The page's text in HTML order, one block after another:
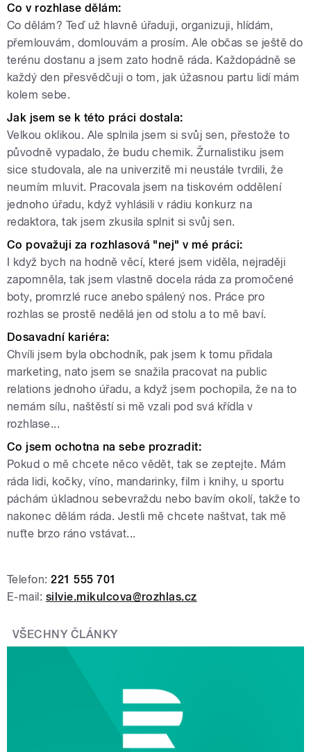
Co v rozhlase dělám:
Co dělám? Teď už hlavně úřaduji, organizuji, hlídám,
přemlouvám, domlouvám a prosím. Ale občas se ještě do
terénu dostanu a jsem zato hodně ráda. Každopádně se
každý den přesvědčuji o tom, jak úžasnou partu lidí mám
kolem sebe.
Jak jsem se k této práci dostala:
Velkou oklikou. Ale splnila jsem si svůj sen, přestože to
původně vypadalo, že budu chemik. Žurnalistiku jsem
sice studovala, ale na univerzitě mi neustále tvrdili, že
neumím mluvit. Pracovala jsem na tiskovém oddělení
jednoho úřadu, když vyhlásili v rádiu konkurz na
redaktora, tak jsem zkusila splnit si svůj sen.
Co považuji za rozhlasová "nej" v mé práci:
I když bych na hodně věcí, které jsem viděla, nejraději
zapomněla, tak jsem vlastně docela ráda za promočené
boty, promrzlé ruce anebo spálený nos. Práce pro
rozhlas se prostě nedělá jen od stolu a to mě baví.
Dosavadní kariéra:
Chvíli jsem byla obchodník, pak jsem k tomu přidala
marketing, nato jsem se snažila pracovat na public
relations jednoho úřadu, a když jsem pochopila, že na to
nemám sílu, naštěstí si mě vzali pod svá křídla v
rozhlase...
Co jsem ochotna na sebe prozradit:
Pokud o mě chcete něco vědět, tak se zeptejte. Mám
ráda lidi, kočky, víno, mandarinky, film i knihy, u sportu
páchám úkladnou sebevraždu nebo bavím okolí, takže to
nakonec dělám ráda. Jestli mě chcete naštvat, tak mě
nuťte brzo ráno vstávat...
Telefon: 221 555 701
E-mail: silvie.mikulcova@rozhlas.cz
VŠECHNY ČLÁNKY